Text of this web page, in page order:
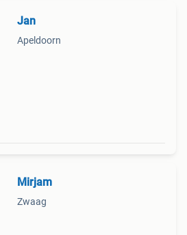
Jan
Apeldoorn
Mirjam
Zwaag